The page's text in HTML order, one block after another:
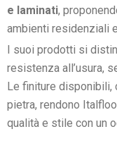
e laminati,
ambienti residenziali
I suoi prodotti si
resistenza all’usura,
Le finiture disponibili,
pietra, rendono
qualità e stile con un